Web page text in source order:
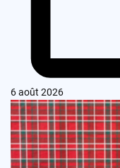
6 août 2026